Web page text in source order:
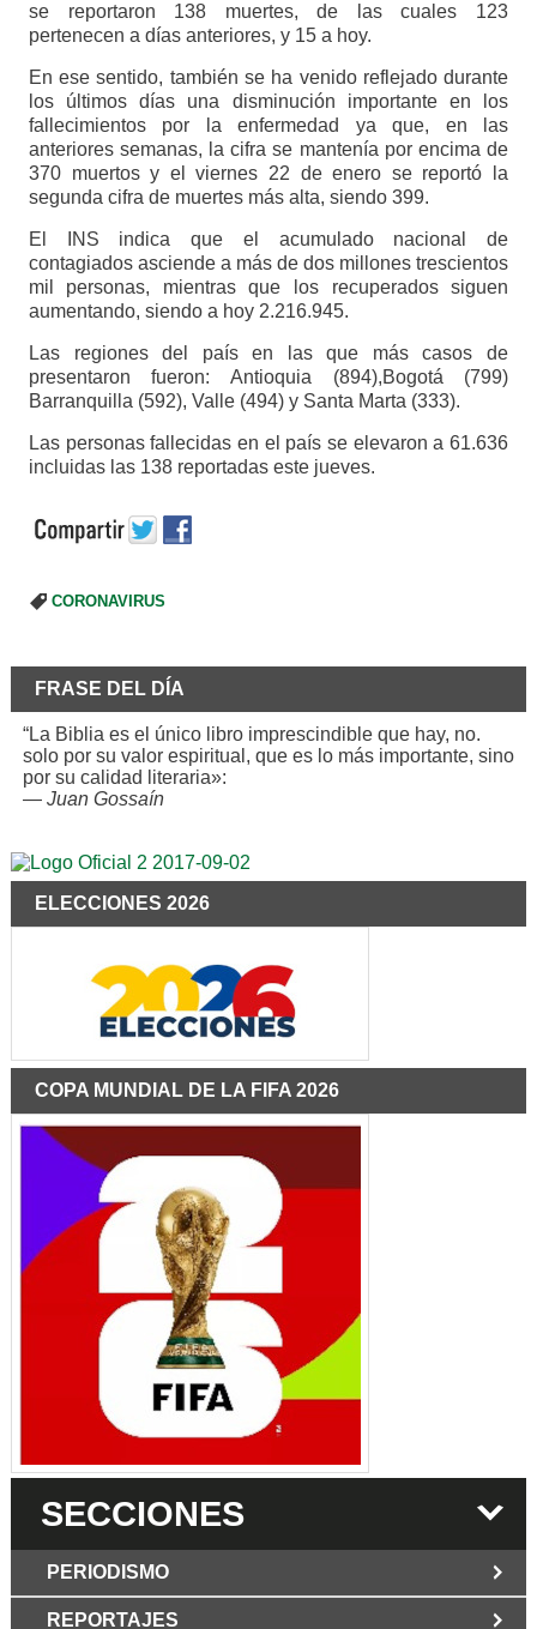
se reportaron 138 muertes, de las cuales 123
pertenecen a días anteriores, y 15 a hoy.
En ese sentido, también se ha venido reflejado durante
los últimos días una disminución importante en los
fallecimientos por la enfermedad ya que, en las
anteriores semanas, la cifra se mantenía por encima de
370 muertos y el viernes 22 de enero se reportó la
segunda cifra de muertes más alta, siendo 399.
El INS indica que el acumulado nacional de
contagiados asciende a más de dos millones trescientos
mil personas, mientras que los recuperados siguen
aumentando, siendo a hoy 2.216.945.​​​​​​
Las regiones del país en las que más casos de
presentaron fueron: Antioquia (894),Bogotá (799)
Barranquilla (592), Valle (494) y Santa Marta (333).
Las personas fallecidas en el país se elevaron a 61.636
incluidas las 138 reportadas este jueves.
CORONAVIRUS
FRASE DEL DÍA
“La Biblia es el único libro imprescindible que hay, no.
solo por su valor espiritual, que es lo más importante, sino
por su calidad literaria»:
— Juan Gossaín
ELECCIONES 2026
COPA MUNDIAL DE LA FIFA 2026
SECCIONES
PERIODISMO
REPORTAJES